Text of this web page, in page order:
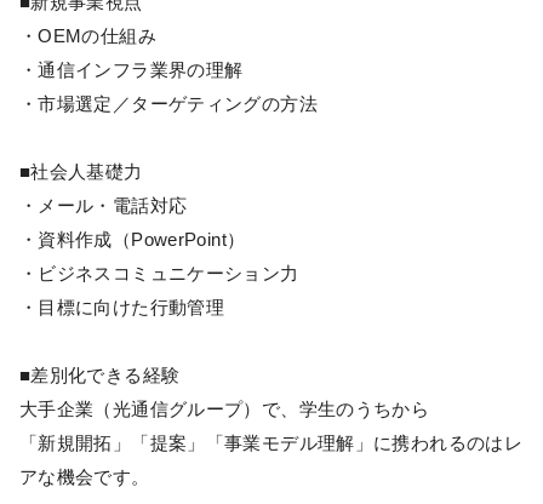
・OEMの仕組み
・通信インフラ業界の理解
・市場選定／ターゲティングの方法
■社会人基礎力
・メール・電話対応
・資料作成（PowerPoint）
・ビジネスコミュニケーション力
・目標に向けた行動管理
■差別化できる経験
大手企業（光通信グループ）で、学生のうちから
「新規開拓」「提案」「事業モデル理解」に携われるのはレ
アな機会です。